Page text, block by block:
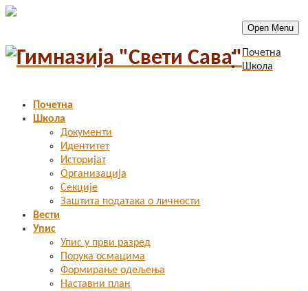
Почетна
Школа
Документи
Идентитет
Историјат
Организација
Секције
Заштита података о личности
Вести
Упис
Упис у први разред
Порука осмацима
Формирање одељења
Наставни план
Open Menu
Почетна
Школа